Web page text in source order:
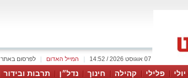
לפרסום באתר המייל האדום 07 אוגוסט 2026 / 14:52
פלילי קהילה חינוך נדל״ן תרבות ובידור